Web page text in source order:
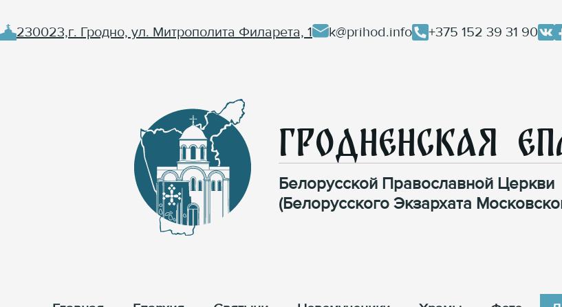
230023,г. Гродно, ул. Митрополита Филарета, 1 k@prihod.info +375 152 39 31 90
Гродненская
Белорусской Православной Церкви
(Белорусского Экзархата